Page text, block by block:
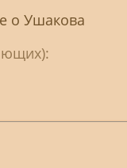
о Ушакова